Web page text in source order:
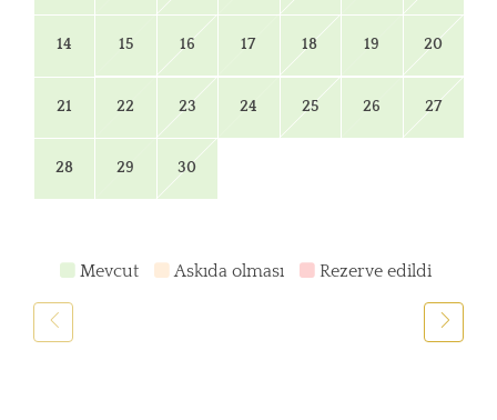
14 15 16 17 18 19 20
21 22 23 24 25 26 27
28 29 30
Mevcut Askıda olması Rezerve edildi